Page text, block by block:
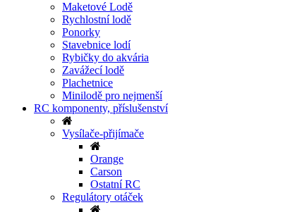
Maketové Lodě
Rychlostní lodě
Ponorky
Stavebnice lodí
Rybičky do akvária
Zavážecí lodě
Plachetnice
Minilodě pro nejmenší
RC komponenty, příslušenství
Vysílače-přijímače
Orange
Carson
Ostatní RC
Regulátory otáček